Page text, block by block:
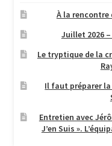
À la
Juillet 2026
Le tryptique de la
Il faut préparer
Entretien avec
J’en Suis ».